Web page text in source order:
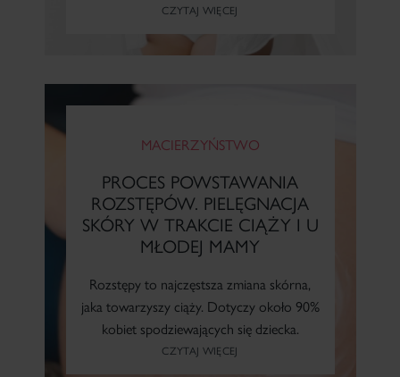
CZYTAJ WIĘCEJ
MACIERZYŃSTWO
PROCES POWSTAWANIA
ROZSTĘPÓW. PIELĘGNACJA
SKÓRY W TRAKCIE CIĄŻY I U
MŁODEJ MAMY
Rozstępy to najczęstsza zmiana skórna,
jaka towarzyszy ciąży. Dotyczy około 90%
kobiet spodziewających się dziecka.
CZYTAJ WIĘCEJ